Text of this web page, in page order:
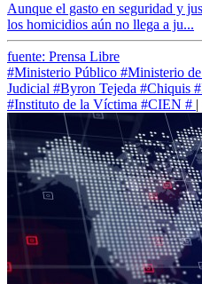
Aunque el gasto en seguridad y
los homicidios aún no llega a ju...
fuente: Prensa Libre
#Ministerio Público #Ministerio
Judicial #Byron Tejeda #Chiquis
#Instituto de la Víctima #CIEN # |